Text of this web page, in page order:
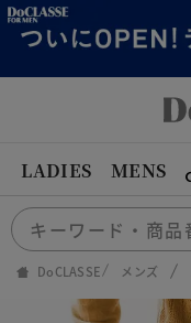
LADIES MENS
DoCLASSE メンズ